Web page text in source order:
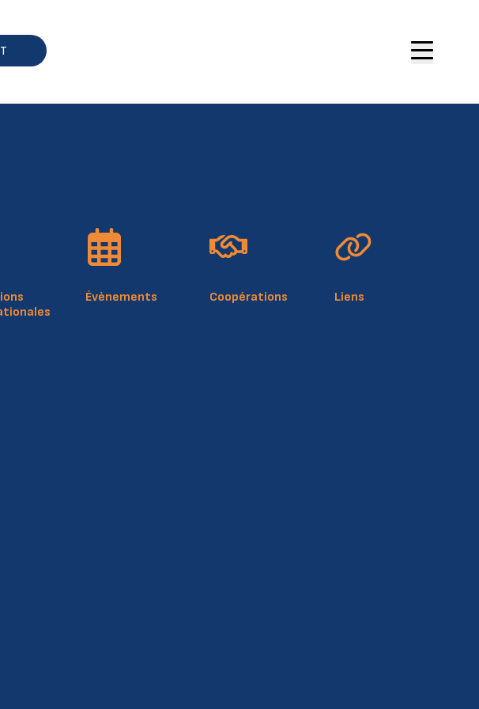
de recherche
Évènements Coopérations Liens
Notice légale